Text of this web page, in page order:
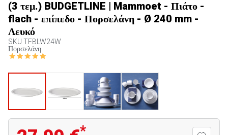
(3 τεμ.) BUDGETLINE | Mammoet - Πιάτο -
flach - επίπεδο - Πορσελάνη - Ø 240 mm -
Λευκό
SKU TFBLW24W
Πορσελάνη
*